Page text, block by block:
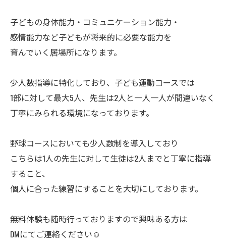
子どもの身体能力・コミュニケーション能力・
感情能力など子どもが将来的に必要な能力を
育んでいく居場所になります。
少人数指導に特化しており、子ども運動コースでは
1部に対して最大5人、先生は2人と一人一人が間違いなく
丁寧にみられる環境になっております。
野球コースにおいても少人数制を導入しており
こちらは1人の先生に対して生徒は2人までと丁寧に指導
すること、
個人に合った練習にすることを大切にしております。
無料体験も随時行っておりますので興味ある方は
DMにてご連絡ください☺️